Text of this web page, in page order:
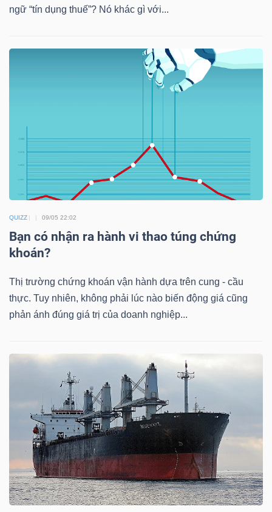
ngữ “tín dụng thuế”? Nó khác gì với...
QUIZZ 09/05 22:02
Bạn có nhận ra hành vi thao túng chứng
khoán?
Thị trường chứng khoán vận hành dựa trên cung - cầu
thực. Tuy nhiên, không phải lúc nào biến động giá cũng
phản ánh đúng giá trị của doanh nghiệp...
YẾU
YẾU
SÓC
SỨC
KHỎE
CÔNG
NGHỆ
THÔNG
TIN